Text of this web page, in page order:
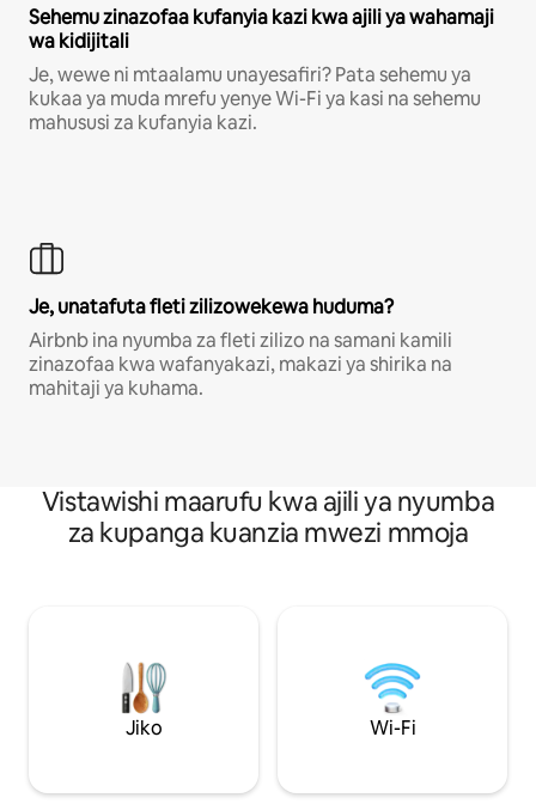
Sehemu zinazofaa kufanyia kazi kwa ajili ya wahamaji
wa kidijitali
Je, wewe ni mtaalamu unayesafiri? Pata sehemu ya
kukaa ya muda mrefu yenye Wi-Fi ya kasi na sehemu
mahususi za kufanyia kazi.
Je, unatafuta fleti zilizowekewa huduma?
Airbnb ina nyumba za fleti zilizo na samani kamili
zinazofaa kwa wafanyakazi, makazi ya shirika na
mahitaji ya kuhama.
Vistawishi maarufu kwa ajili ya nyumba
za kupanga kuanzia mwezi mmoja
Jiko Wi-Fi